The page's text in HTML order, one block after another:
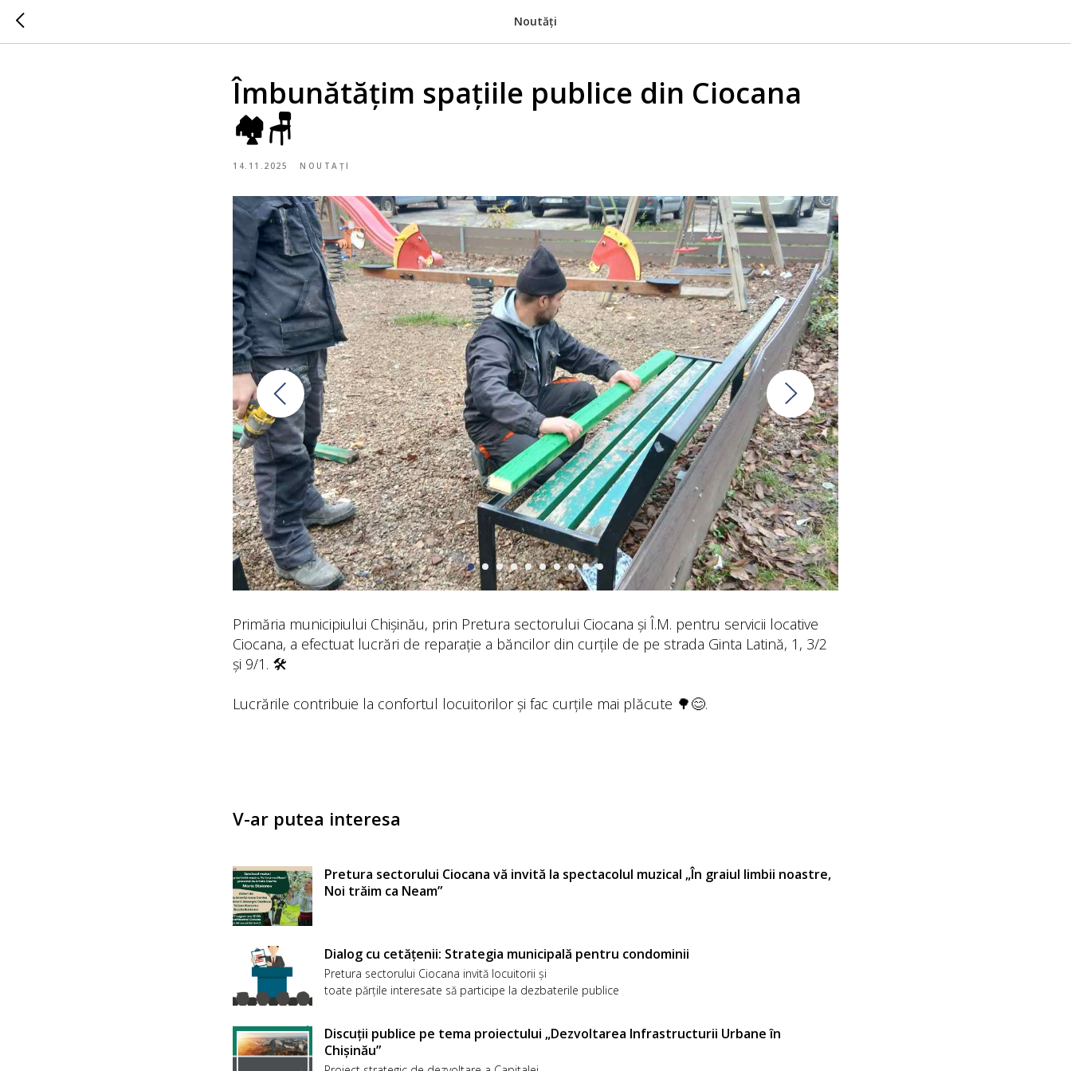
Noutăți
Îmbunătățim spațiile publice din Ciocana
🏘️🪑
14.11.2025 NOUTAȚI
Primăria municipiului Chișinău, prin Pretura sectorului Ciocana și Î.M. pentru servicii locative
Ciocana, a efectuat lucrări de reparație a băncilor din curțile de pe strada Ginta Latină, 1, 3/2
și 9/1. 🛠️
Lucrările contribuie la confortul locuitorilor și fac curțile mai plăcute 🌳😊.
V-ar putea interesa
Pretura sectorului Ciocana vă invită la spectacolul muzical „În graiul limbii noastre,
Noi trăim ca Neam”
Dialog cu cetățenii: Strategia municipală pentru condominii
Pretura sectorului Ciocana invită locuitorii și
toate părțile interesate să participe la dezbaterile publice
Discuții publice pe tema proiectului „Dezvoltarea Infrastructurii Urbane în
Chișinău”